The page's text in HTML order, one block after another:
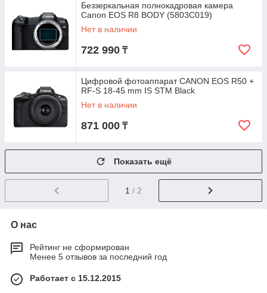
Беззеркальная полнокадровая камера
Canon EOS R8 BODY (5803C019)
Нет в наличии
722 990 ₸
Цифровой фотоаппарат CANON EOS R50 +
RF-S 18-45 mm IS STM Black
Нет в наличии
871 000 ₸
Показать ещё
1 / 2
О нас
Рейтинг не сформирован
Менее 5 отзывов за последний год
Работает с 15.12.2015